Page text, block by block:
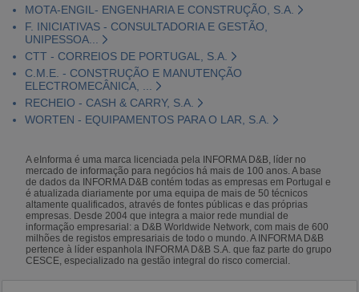
MOTA-ENGIL- ENGENHARIA E CONSTRUÇÃO, S.A.
F. INICIATIVAS - CONSULTADORIA E GESTÃO,
UNIPESSOA...
CTT - CORREIOS DE PORTUGAL, S.A.
C.M.E. - CONSTRUÇÃO E MANUTENÇÃO
ELECTROMECÂNICA, ...
RECHEIO - CASH & CARRY, S.A.
WORTEN - EQUIPAMENTOS PARA O LAR, S.A.
A eInforma é uma marca licenciada pela INFORMA D&B, líder no
mercado de informação para negócios há mais de 100 anos. A base
de dados da INFORMA D&B contém todas as empresas em Portugal e
é atualizada diariamente por uma equipa de mais de 50 técnicos
altamente qualificados, através de fontes públicas e das próprias
empresas. Desde 2004 que integra a maior rede mundial de
informação empresarial: a D&B Worldwide Network, com mais de 600
milhões de registos empresariais de todo o mundo. A INFORMA D&B
pertence à líder espanhola INFORMA D&B S.A. que faz parte do grupo
CESCE, especializado na gestão integral do risco comercial.